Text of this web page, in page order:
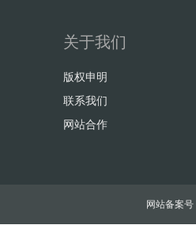
关于我们
版权申明
联系我们
网站合作
网站备案号